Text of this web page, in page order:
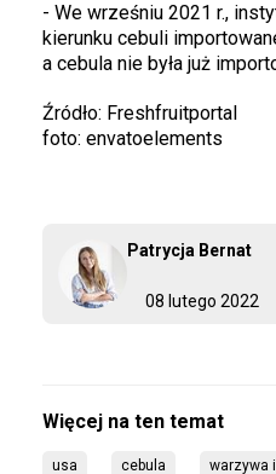
08 lutego 2022
Patrycja Bernat
- We wrześniu 2021 r.,
kierunku cebuli
a cebula nie była już
Źródło: Freshfruitportal
foto: envatoelements
usa cebula warzywa